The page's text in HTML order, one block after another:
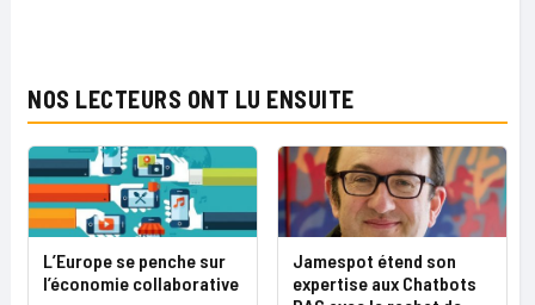
NOS LECTEURS ONT LU ENSUITE
L’Europe se penche sur
l’économie collaborative
Jamespot étend son
expertise aux Chatbots